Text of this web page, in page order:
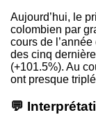
Aujourd’hui, le
colombien par
cours de
des cinq
(+101.5%). Au
ont presque
💬